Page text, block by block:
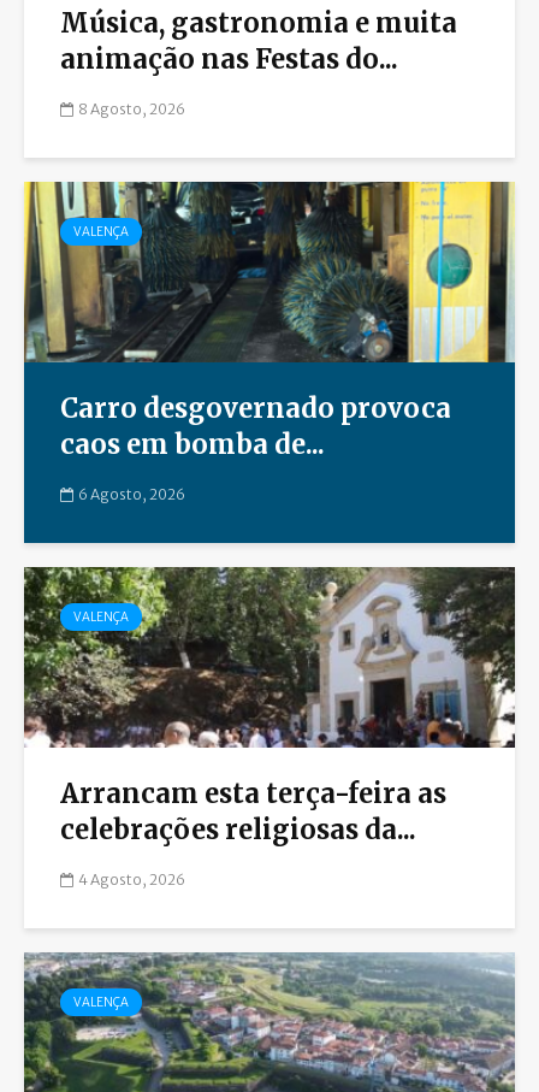
Música, gastronomia e muita
animação nas Festas do...
8 Agosto, 2026
VALENÇA
Carro desgovernado provoca
caos em bomba de...
6 Agosto, 2026
VALENÇA
Arrancam esta terça-feira as
celebrações religiosas da...
4 Agosto, 2026
VALENÇA